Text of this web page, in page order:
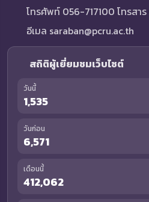
โทรศัพท์ 056-717100 โทรสาร
อีเมล saraban@pcru.ac.th
สถิติผู้เยี่ยมชมเว็บไซต์
วันนี้
1,535
วันก่อน
6,571
เดือนนี้
412,062